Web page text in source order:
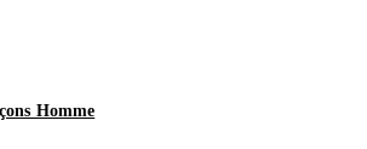
Homme